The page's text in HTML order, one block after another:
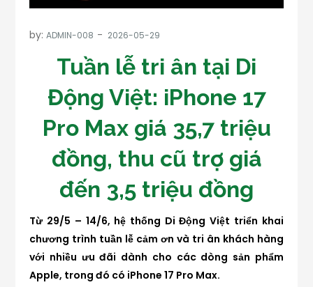
by:ADMIN-008
Tuần lễ tri ân tại Di
Động Việt: iPhone 17
Pro Max giá 35,7 triệu
đồng, thu cũ trợ giá
đến 3,5 triệu đồng
Từ 29/5 – 14/6, hệ thống Di Động Việt triển khai
chương trình tuần lễ cảm ơn và tri ân khách hàng
với nhiều ưu đãi dành cho các dòng sản phẩm
Apple, trong đó có iPhone 17 Pro Max.